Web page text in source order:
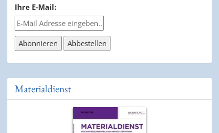
Ihre E-Mail:
Materialdienst